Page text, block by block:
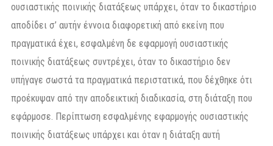
ουσιαστικής ποινικής διατάξεως υπάρχει, όταν το δικαστήριο
αποδίδει σ’ αυτήν έννοια διαφορετική από εκείνη που
πραγματικά έχει, εσφαλμένη δε εφαρμογή ουσιαστικής
ποινικής διατάξεως συντρέχει, όταν το δικαστήριο δεν
υπήγαγε σωστά τα πραγματικά περιστατικά, που δέχθηκε ότι
προέκυψαν από την αποδεικτική διαδικασία, στη διάταξη που
εφάρμοσε. Περίπτωση εσφαλμένης εφαρμογής ουσιαστικής
ποινικής διατάξεως υπάρχει και όταν η διάταξη αυτή